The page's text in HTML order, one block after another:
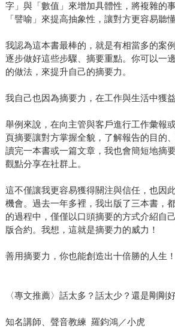
字」與「數值」來增加具體性，將複雜的
「譬喻」來提高抽象性，讓對方更容易聽懂
我認為這本書最棒的，就是有相當多的案
逐步做好這些步驟、摘要重點。你可以一
的做法，來提升自己的摘要力。
我自己也因為摘要力，在工作與生活中獲益
舉例來說，在向主管與客戶進行工作彙報
頁摘要讓對方掌握全貌，了解報告的目的
讀完一本書或一篇文章，我也會簡短地摘
觀點分享在社群上。
這不僅讓我更容易獲得關注與信任，也因
機會。過去一年多裡，我出版了三本書，
的過程中，僅僅以口頭摘要的方式介紹自
版合約。我想，這就是摘要力的威力！
善用摘要力，你也能創造出十倍勝的人生！
〈專文推薦〉話太多？話太少？還是剛剛
知名講師、聲音教練 羅鈞鴻／小虎